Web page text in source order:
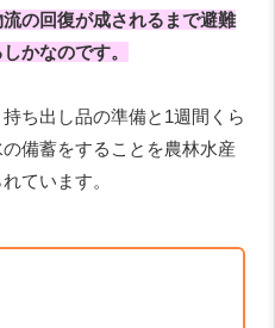
の回復が成されるまで避難
かなのです。
ち出し品の準備と1週間くら
備蓄をすることを農林水産
ています。